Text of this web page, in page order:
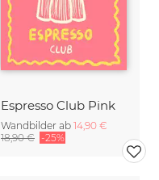
Espresso Club Pink
Wandbilder ab 14,90 €
18,90 € -25%